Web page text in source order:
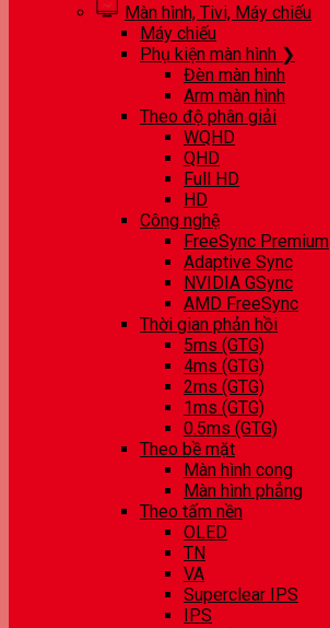
Màn hình, Tivi, Máy chiếu
Máy chiếu
Phụ kiện màn hình ❯
Đèn màn hình
Arm màn hình
Theo độ phân giải
WQHD
QHD
Full HD
HD
Công nghệ
FreeSync Premium
Adaptive Sync
NVIDIA GSync
AMD FreeSync
Thời gian phản hồi
5ms (GTG)
4ms (GTG)
2ms (GTG)
1ms (GTG)
0.5ms (GTG)
Theo bề mặt
Màn hình cong
Màn hình phẳng
Theo tấm nền
OLED
TN
VA
Superclear IPS
IPS